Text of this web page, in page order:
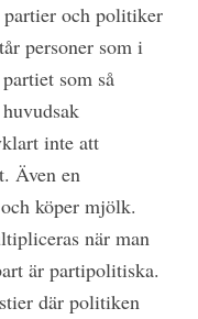
partier och politiker
personer som i
som så
inte att
Även en
köper mjölk.
när man
är partipolitiska.
där politiken